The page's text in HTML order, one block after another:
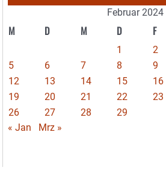
Februar 2024
M D M D F
1 2
5
6 7 8 9
12
13 14 15 16
19
20 21 22 23
26
27 28
29
« Jan
Mrz »